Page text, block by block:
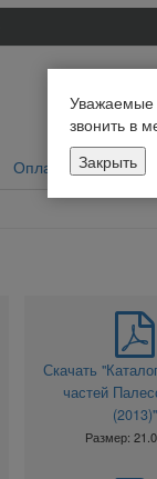
Оплата
Скачать
частей
(2013)"
Размер:
Уважаемые
звонить в
Закрыть